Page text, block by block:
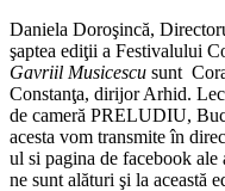
Daniela Doroşincă,
şaptea ediţii a Festivalului
Gavriil Musicescu sunt
Constanţa, dirijor Arhid.
de cameră PRELUDIU,
acesta vom transmite în
ul si pagina de facebook
ne sunt alături şi la această